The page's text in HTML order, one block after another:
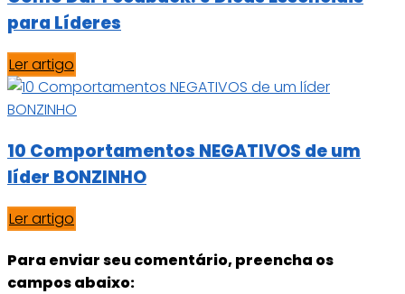
para Líderes
Ler artigo
10 Comportamentos NEGATIVOS de um
líder BONZINHO
Ler artigo
Para enviar seu comentário, preencha os
campos abaixo: